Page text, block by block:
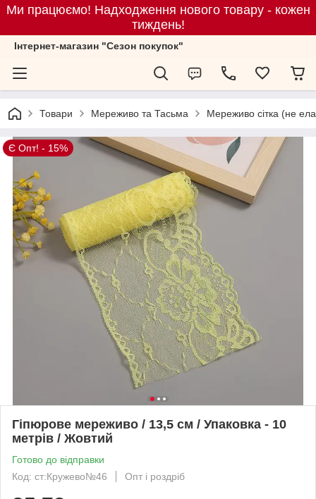
Ми працюємо! Надходження нового товару - кожен
тиждень!
Iнтернет-магазин "Сезон покупок"
Товари Мереживо та Тасьма Мереживо сітка (не
Є Опт! - 15%
Гіпюрове мереживо / 13,5 см / Упаковка - 10
метрів / Жовтий
Готово до відправки
Код: ст:Кружево№46
Опт і роздріб